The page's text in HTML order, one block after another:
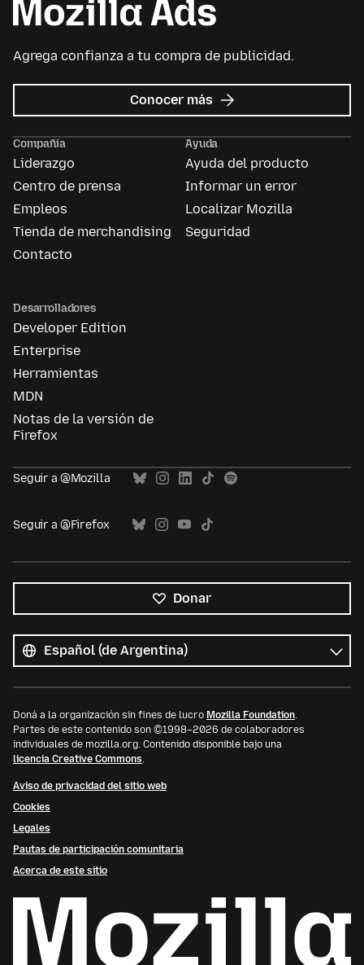
Agrega confianza a tu compra de publicidad.
Conocer más sobre
Mozilla
Compañía
Liderazgo
Centro de prensa
Empleos
Tienda de merchandising
Contacto
Ayuda
Ayuda del producto
Informar un error
Localizar Mozilla
Seguridad
Desarrolladores
Developer Edition
Enterprise
Herramientas
MDN
Notas de la versión de
Firefox
Seguir a @Mozilla
Seguir a @Firefox
Donar
los
idiomas
Idioma
Doná a la organización sin fines de lucro Mozilla Foundation.
Partes de este contenido son ©1998–2026 de colaboradores
individuales de mozilla.org. Contenido disponible bajo una
licencia Creative Commons.
Aviso de privacidad del sitio web
Cookies
Legales
Pautas de participación comunitaria
Acerca de este sitio